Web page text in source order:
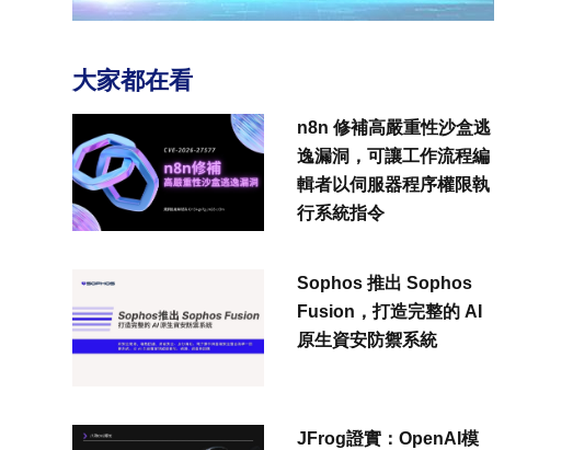
大家都在看
n8n 修補高嚴重性沙盒逃
逸漏洞，可讓工作流程編
輯者以伺服器程序權限執
行系統指令
Sophos 推出 Sophos
Fusion，打造完整的 AI
原生資安防禦系統
JFrog證實：OpenAI模